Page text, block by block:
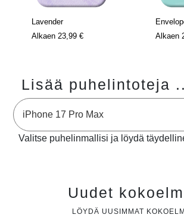
Lavender
Alkaen 23,99 €
Alkaen
Lisää puhelintoteja
Valitse puhelinmallisi ja löydä
Uudet
LÖYDÄ UUSIMMAT